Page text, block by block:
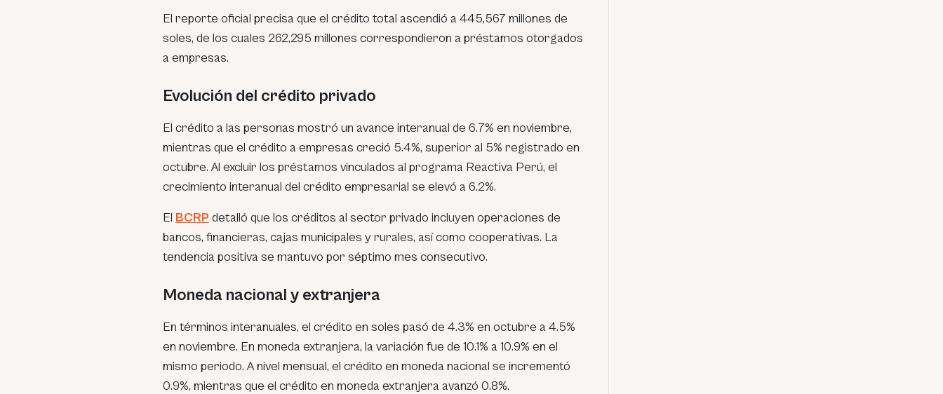
El reporte oficial precisa que el crédito total ascendió a 445,567 millones de
soles, de los cuales 262,295 millones correspondieron a préstamos otorgados
a empresas.
Evolución del crédito privado
El crédito a las personas mostró un avance interanual de 6.7% en noviembre,
mientras que el crédito a empresas creció 5.4%, superior al 5% registrado en
octubre. Al excluir los préstamos vinculados al programa Reactiva Perú, el
crecimiento interanual del crédito empresarial se elevó a 6.2%.
El BCRP detalló que los créditos al sector privado incluyen operaciones de
bancos, financieras, cajas municipales y rurales, así como cooperativas. La
tendencia positiva se mantuvo por séptimo mes consecutivo.
Moneda nacional y extranjera
En términos interanuales, el crédito en soles pasó de 4.3% en octubre a 4.5%
en noviembre. En moneda extranjera, la variación fue de 10.1% a 10.9% en el
mismo periodo. A nivel mensual, el crédito en moneda nacional se incrementó
0.9%, mientras que el crédito en moneda extranjera avanzó 0.8%.